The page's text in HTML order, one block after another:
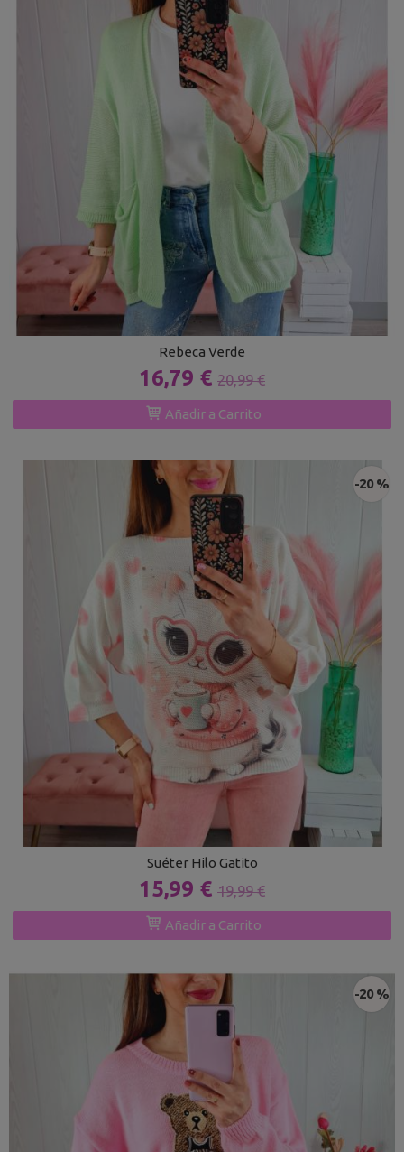
Rebeca Verde
16,79 € 20,99 €
Añadir a Carrito
-20 %
Suéter Hilo Gatito
15,99 € 19,99 €
Añadir a Carrito
-20 %